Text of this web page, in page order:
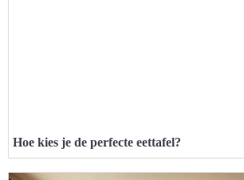
Hoe kies je de perfecte eettafel?